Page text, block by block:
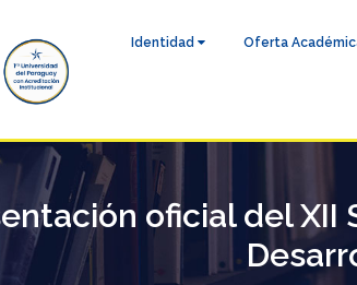
Identidad Oferta
oficial del